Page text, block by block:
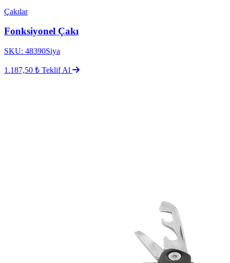
Çakılar
Fonksiyonel Çakı
SKU: 48390Siya
1.187,50 ₺ Teklif Al